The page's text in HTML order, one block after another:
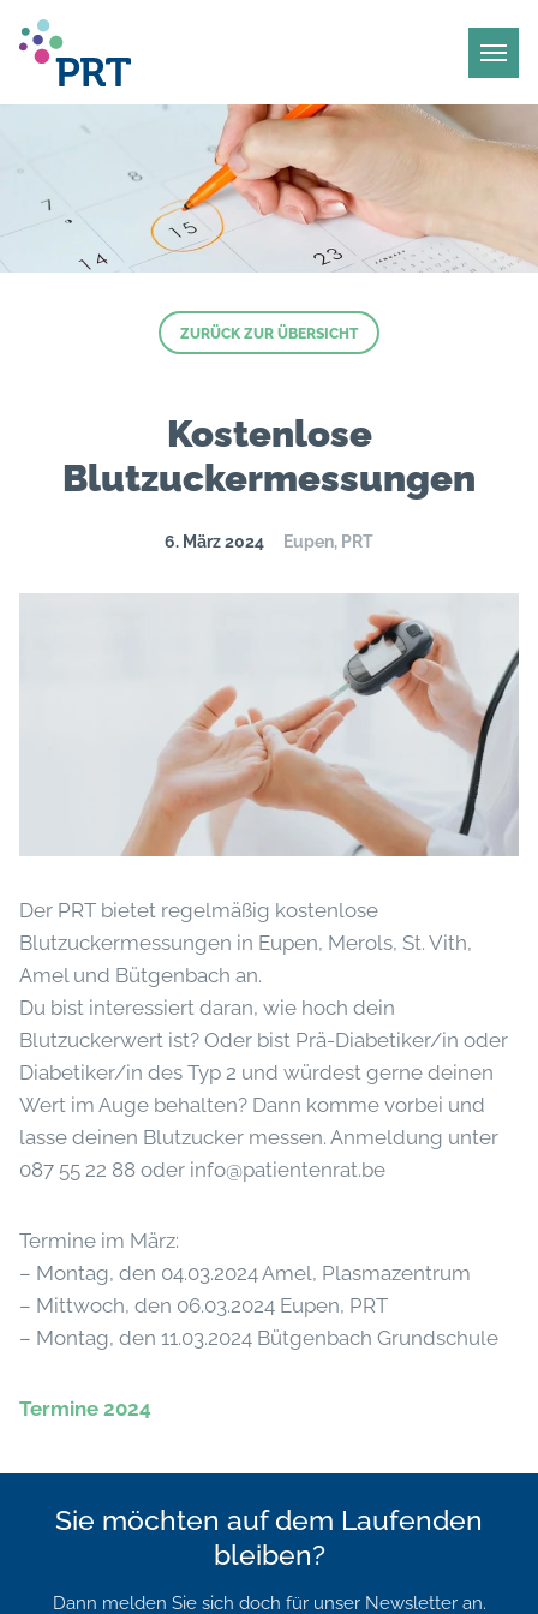
ZURÜCK ZUR ÜBERSICHT
Kostenlose
Blutzuckermessungen
6. März 2024 Eupen, PRT
Der PRT bietet regelmäßig kostenlose
Blutzuckermessungen in Eupen, Merols, St. Vith,
Amel und Bütgenbach an.
Du bist interessiert daran, wie hoch dein
Blutzuckerwert ist? Oder bist Prä-Diabetiker/in oder
Diabetiker/in des Typ 2 und würdest gerne deinen
Wert im Auge behalten? Dann komme vorbei und
lasse deinen Blutzucker messen. Anmeldung unter
087 55 22 88 oder info@patientenrat.be
Termine im März:
– Montag, den 04.03.2024 Amel, Plasmazentrum
– Mittwoch, den 06.03.2024 Eupen, PRT
– Montag, den 11.03.2024 Bütgenbach Grundschule
Termine 2024
Sie möchten auf dem Laufenden
bleiben?
Dann melden Sie sich doch für unser Newsletter an.